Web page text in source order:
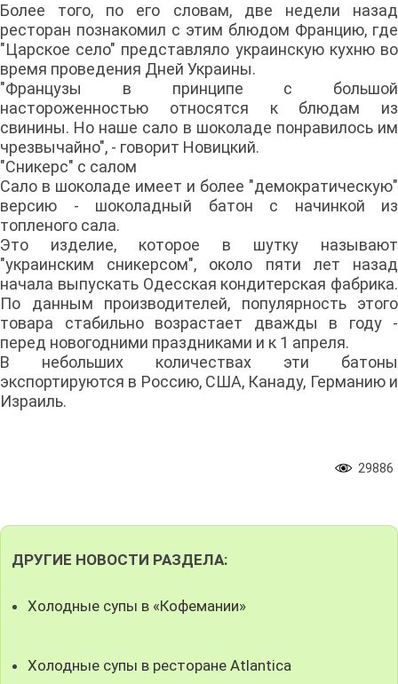
Более того, по его словам, две недели назад
ресторан познакомил с этим блюдом Францию, где
"Царское село" представляло украинскую кухню во
время проведения Дней Украины.
"Французы в принципе с большой
настороженностью относятся к блюдам из
свинины. Но наше сало в шоколаде понравилось им
чрезвычайно", - говорит Новицкий.
"Сникерс" с салом
Сало в шоколаде имеет и более "демократическую"
версию - шоколадный батон с начинкой из
топленого сала.
Это изделие, которое в шутку называют
"украинским сникерсом", около пяти лет назад
начала выпускать Одесская кондитерская фабрика.
По данным производителей, популярность этого
товара стабильно возрастает дважды в году -
перед новогодними праздниками и к 1 апреля.
В небольших количествах эти батоны
экспортируются в Россию, США, Канаду, Германию и
Израиль.
29886
ДРУГИЕ НОВОСТИ РАЗДЕЛА:
Холодные супы в «Кофемании»
Холодные супы в ресторане Atlantica